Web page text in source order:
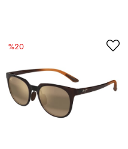
%20